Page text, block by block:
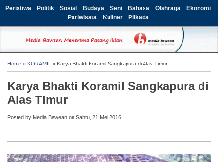
Peristiwa Politik Sosial Budaya Seni Bahasa Olahraga
Ekonomi
Pariwisata
Kuliner Pilkada
Home » KORAMIL » Karya Bhakti Koramil Sangkapura di Alas Timur
Karya Bhakti Koramil Sangkapura di
Alas Timur
Posted by Media Bawean on Sabtu, 21 Mei 2016